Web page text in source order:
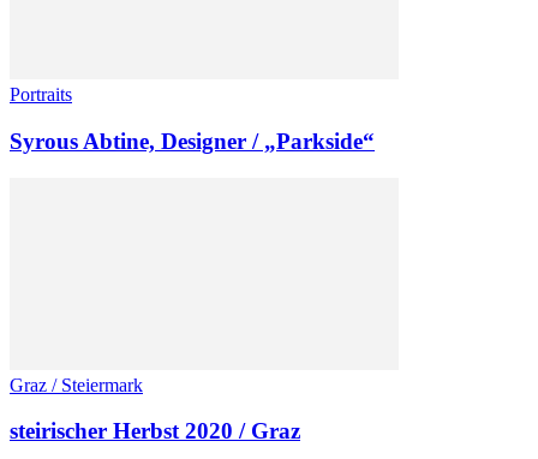
Portraits
Syrous Abtine, Designer / „Parkside“
Graz / Steiermark
steirischer Herbst 2020 / Graz